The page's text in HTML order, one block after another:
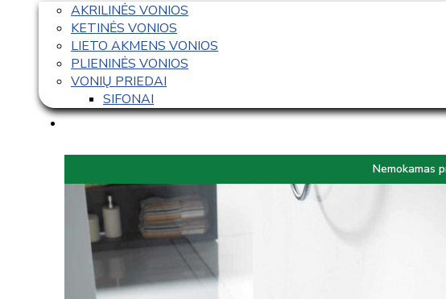
AKRILINĖS VONIOS
KETINĖS VONIOS
LIETO AKMENS VONIOS
PLIENINĖS VONIOS
VONIŲ PRIEDAI
SIFONAI
Nemokamas